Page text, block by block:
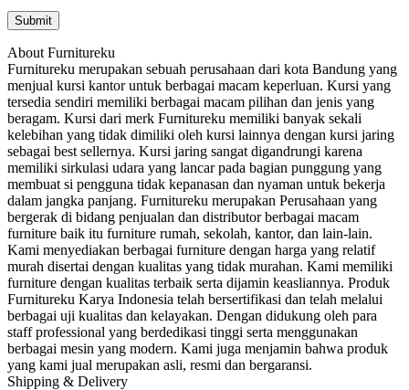
About Furnitureku
Furnitureku merupakan sebuah perusahaan dari kota Bandung yang
menjual kursi kantor untuk berbagai macam keperluan. Kursi yang
tersedia sendiri memiliki berbagai macam pilihan dan jenis yang
beragam. Kursi dari merk Furnitureku memiliki banyak sekali
kelebihan yang tidak dimiliki oleh kursi lainnya dengan kursi jaring
sebagai best sellernya. Kursi jaring sangat digandrungi karena
memiliki sirkulasi udara yang lancar pada bagian punggung yang
membuat si pengguna tidak kepanasan dan nyaman untuk bekerja
dalam jangka panjang. Furnitureku merupakan Perusahaan yang
bergerak di bidang penjualan dan distributor berbagai macam
furniture baik itu furniture rumah, sekolah, kantor, dan lain-lain.
Kami menyediakan berbagai furniture dengan harga yang relatif
murah disertai dengan kualitas yang tidak murahan. Kami memiliki
furniture dengan kualitas terbaik serta dijamin keasliannya. Produk
Furnitureku Karya Indonesia telah bersertifikasi dan telah melalui
berbagai uji kualitas dan kelayakan. Dengan didukung oleh para
staff professional yang berdedikasi tinggi serta menggunakan
berbagai mesin yang modern. Kami juga menjamin bahwa produk
yang kami jual merupakan asli, resmi dan bergaransi.
Shipping & Delivery